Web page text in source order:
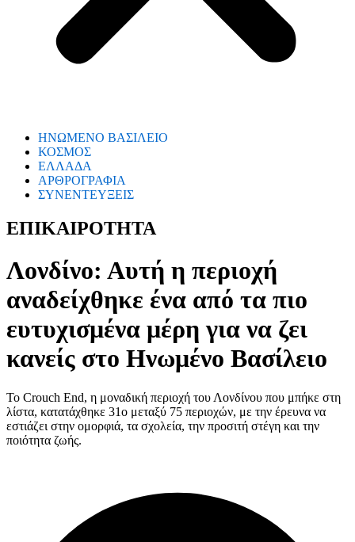
ΗΝΩΜΕΝΟ ΒΑΣΙΛΕΙΟ
ΚΟΣΜΟΣ
ΕΛΛΑΔΑ
ΑΡΘΡΟΓΡΑΦΙΑ
ΣΥΝΕΝΤΕΥΞΕΙΣ
ΕΠΙΚΑΙΡΟΤΗΤΑ
Λονδίνο: Αυτή η περιοχή
αναδείχθηκε ένα από τα πιο
ευτυχισμένα μέρη για να ζει
κανείς στο Ηνωμένο Βασίλειο
Το Crouch End, η μοναδική περιοχή του Λονδίνου που μπήκε στη
λίστα, κατατάχθηκε 31ο μεταξύ 75 περιοχών, με την έρευνα να
εστιάζει στην ομορφιά, τα σχολεία, την προσιτή στέγη και την
ποιότητα ζωής.